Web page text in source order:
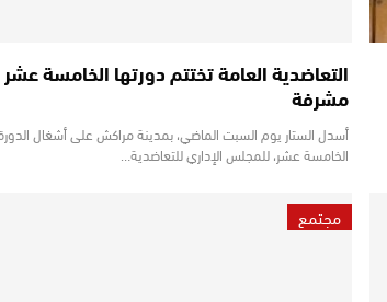
التعاضدية العامة تختتم دورتها الخامسة
مشرفة
أسدل الستار يوم السبت الماضي، بمدينة مراكش على أشغال الدورة
الخامسة عشر، للمجلس الإداري للتعاضدية…
مجتمع